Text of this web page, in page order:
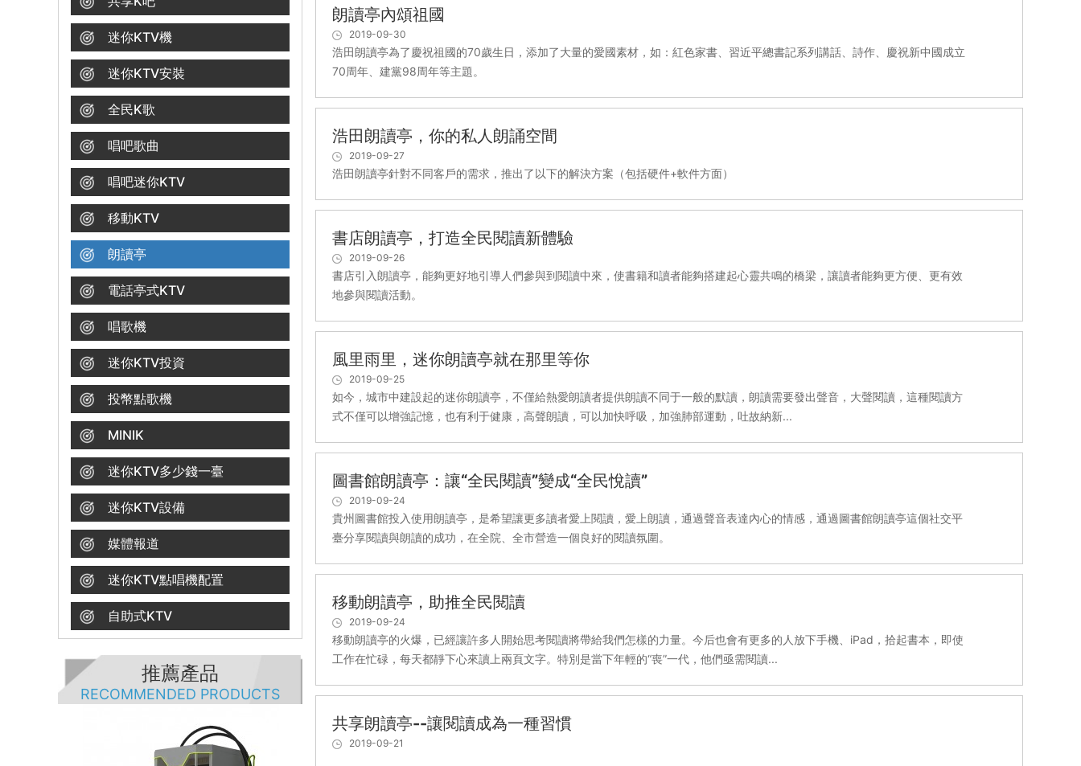
迷你KTV機
迷你KTV安裝
全民K歌
唱吧歌曲
唱吧迷你KTV
移動KTV
朗讀亭
電話亭式KTV
唱歌機
迷你KTV投資
投幣點歌機
MINIK
迷你KTV多少錢一臺
迷你KTV設備
媒體報道
迷你KTV點唱機配置
自助式KTV
推薦產品
RECOMMENDED PRODUCTS
朗讀亭內頌祖國
2019-09-30
浩田朗讀亭為了慶祝祖國的70歲生日，添加了大量的愛國素材，如：紅色家書、習近平總書記系列講話、詩作、慶祝新中國成立
70周年、建黨98周年等主題。
浩田朗讀亭，你的私人朗誦空間
2019-09-27
浩田朗讀亭針對不同客戶的需求，推出了以下的解決方案（包括硬件+軟件方面）
書店朗讀亭，打造全民閱讀新體驗
2019-09-26
書店引入朗讀亭，能夠更好地引導人們參與到閱讀中來，使書籍和讀者能夠搭建起心靈共鳴的橋梁，讓讀者能夠更方便、更有效
地參與閱讀活動。
風里雨里，迷你朗讀亭就在那里等你
2019-09-25
如今，城市中建設起的迷你朗讀亭，不僅給熱愛朗讀者提供朗讀不同于一般的默讀，朗讀需要發出聲音，大聲閱讀，這種閱讀方
式不僅可以增強記憶，也有利于健康，高聲朗讀，可以加快呼吸，加強肺部運動，吐故納新...
圖書館朗讀亭：讓“全民閱讀”變成“全民悅讀”
2019-09-24
貴州圖書館投入使用朗讀亭，是希望讓更多讀者愛上閱讀，愛上朗讀，通過聲音表達內心的情感，通過圖書館朗讀亭這個社交平
臺分享閱讀與朗讀的成功，在全院、全市營造一個良好的閱讀氛圍。
移動朗讀亭，助推全民閱讀
2019-09-24
移動朗讀亭的火爆，已經讓許多人開始思考閱讀將帶給我們怎樣的力量。今后也會有更多的人放下手機、iPad，拾起書本，即使
工作在忙碌，每天都靜下心來讀上兩頁文字。特別是當下年輕的“喪”一代，他們亟需閱讀...
共享朗讀亭--讓閱讀成為一種習慣
2019-09-21